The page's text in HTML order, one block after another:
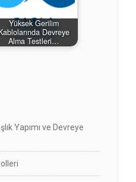
Yüksek Gerilim
Devreye
Alma Testleri…
Yapımı ve Devreye